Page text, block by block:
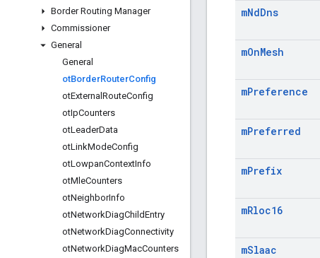
Border Routing Manager
Commissioner
General
General
otBorderRouterConfig
otExternal RouteConfig
otIpCounters
otLeaderData
otLinkModeConfig
otLowpanContextInfo
otMleCounters
otNeighborInfo
otNetworkDiagChildEntry
otNetworkDiagConnectivity
otNetworkDiagMacCounters
mNdDns
mOnMesh
mPreference
mPreferred
mPrefix
mRloc16
mSlaac